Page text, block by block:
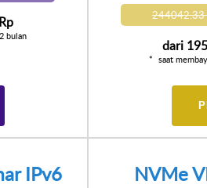
bulan
244042.33
dari
saat
IPv6
NVMe